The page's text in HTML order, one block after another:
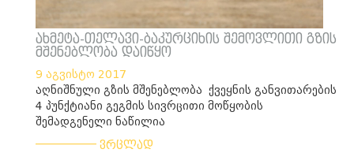
ახმეტა-თელავი-ბაკურციხის შემოვლითი გზის
მშენებლობა დაიწყო
9 აგვისტო 2017
აღნიშნული გზის მშენებლობა ქვეყნის განვითარების
4 პუნქტიანი გეგმის სივრცითი მოწყობის
შემადგენელი ნაწილია
ვრცლად